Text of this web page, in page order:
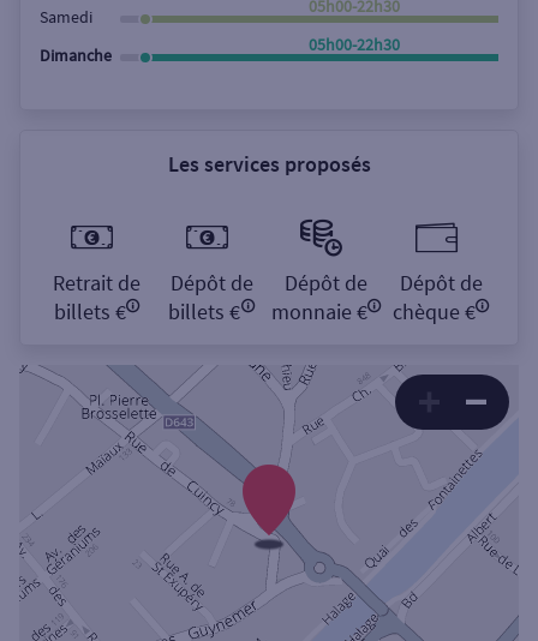
Samedi
05h00-22h30
Dimanche
05h00-22h30
Les services proposés
Retrait de
billets €
Dépôt de
billets €
Dépôt de
monnaie €
Dépôt de
chèque €